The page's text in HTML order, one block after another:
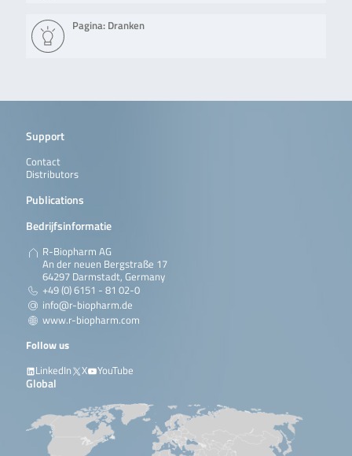
Pagina: Dranken
Support
Contact
Distributors
Publications
Bedrijfsinformatie
R-Biopharm AG
An der neuen Bergstraße 17
64297 Darmstadt, Germany
+49 (0) 6151 - 81 02-0
info@r-biopharm.de
www.r-biopharm.com
Follow us
LinkedIn
X YouTube
Global